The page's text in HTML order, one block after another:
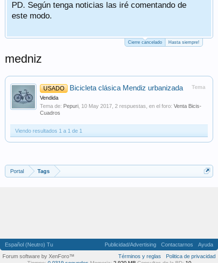
PD. Según tenga noticias las iré comentando de
este modo.
Cierre cancelado Hasta siempre!
medniz
Tema
USADO Bicicleta clásica Mendiz urbanizada
Vendida
Tema de: Pepuri 10 May 2017 , 2 respuestas, en el foro: Venta Bicis-
Cuadros
Viendo resultados 1 a 1 de 1
Portal Tags
Español (Neutro) Tu Publicidad/Advertising Contactarnos
Ayuda
Términos y reglas
Politica de privacidad
Forum software by XenForo™